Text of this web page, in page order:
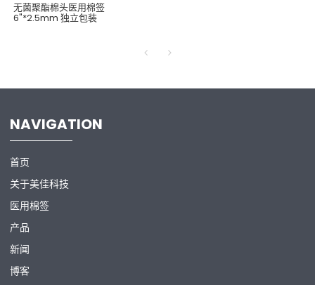
无菌聚酯棉头医用棉签
6"*2.5mm 独立包装
NAVIGATION
首页
关于美佳科技
医用棉签
产品
新闻
博客